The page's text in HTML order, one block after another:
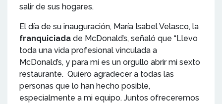
salir de sus hogares.
El día de su inauguración, María Isabel Velasco, la
franquiciada de McDonald’s, señaló que “Llevo
toda una vida profesional vinculada a
McDonald’s, y para mí es un orgullo abrir mi sexto
restaurante. Quiero agradecer a todas las
personas que lo han hecho posible,
especialmente a mi equipo. Juntos ofreceremos